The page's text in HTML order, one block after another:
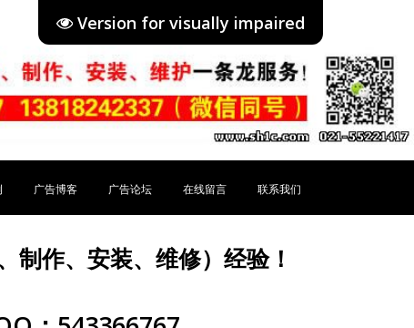
Version for visually impaired
广告博客 广告论坛 在线留言 联系我们
制作、安装、维修）经验！